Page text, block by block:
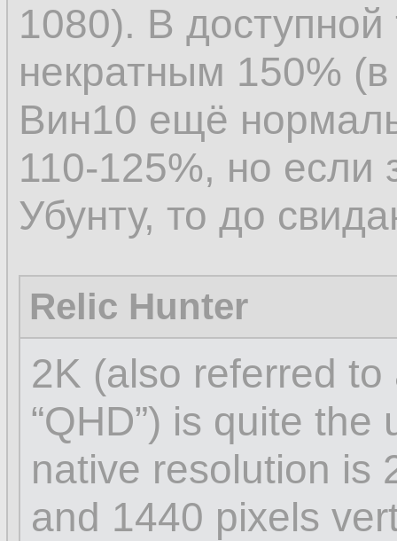
1080). В доступной
некратным 150%
Вин10 ещё
110-125%, но если
Убунту, то до
Relic Hunter
2K (also referred to
“QHD”) is quite
native resolution is
and 1440 pixels